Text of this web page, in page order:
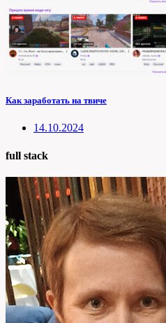
Как заработать на твиче
14.10.2024
full stack